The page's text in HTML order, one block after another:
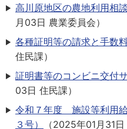
高川原地区の農地利用相
月03日 農業委員会）
各種証明等の請求と手数
住民課）
証明書等のコンビニ交付
03日 住民課）
令和７年度 施設等利用
３号）
（2025年01月31日